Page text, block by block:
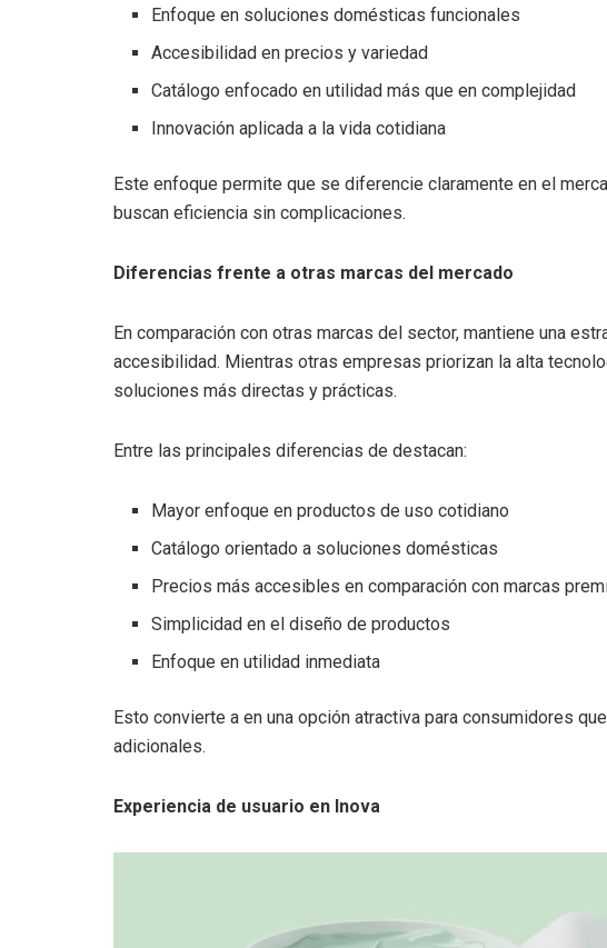
Enfoque en soluciones domésticas funcionales
Accesibilidad en precios y variedad
Catálogo enfocado en utilidad más que en complejidad
Innovación aplicada a la vida cotidiana
Este enfoque permite que se diferencie claramente en el
buscan eficiencia sin complicaciones.
Diferencias frente a otras marcas del mercado
En comparación con otras marcas del sector, mantiene una
accesibilidad. Mientras otras empresas priorizan la alta
soluciones más directas y prácticas.
Entre las principales diferencias de destacan:
Mayor enfoque en productos de uso cotidiano
Catálogo orientado a soluciones domésticas
Precios más accesibles en comparación con marcas
Simplicidad en el diseño de productos
Enfoque en utilidad inmediata
Esto convierte a en una opción atractiva para consumidores
adicionales.
Experiencia de usuario en Inova